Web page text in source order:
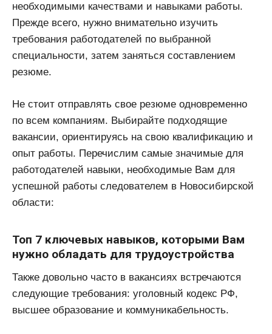
необходимыми качествами и навыками работы.
Прежде всего, нужно внимательно изучить
требования работодателей по выбранной
специальности, затем заняться составлением
резюме.
Не стоит отправлять свое резюме одновременно
по всем компаниям. Выбирайте подходящие
вакансии, ориентируясь на свою квалификацию и
опыт работы. Перечислим самые значимые для
работодателей навыки, необходимые Вам для
успешной работы следователем в Новосибирской
области:
Топ 7 ключевых навыков, которыми Вам
нужно обладать для трудоустройства
Также довольно часто в вакансиях встречаются
следующие требования: уголовный кодекс РФ,
высшее образование и коммуникабельность.